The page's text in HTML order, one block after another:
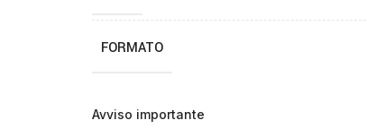
FORMATO
Avviso importante